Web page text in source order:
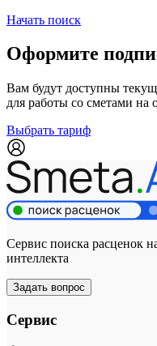
Начать поиск
Оформите
Вам будут доступны
для работы со сметами на
Выбрать тариф
Сервис поиска расценок
интеллекта
Задать вопрос
Сервис